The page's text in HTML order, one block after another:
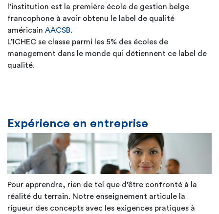
l’institution est la première école de gestion belge
francophone à avoir obtenu le label de qualité
américain AACSB.
L’ICHEC se classe parmi les 5% des écoles de
management dans le monde qui détiennent ce label de
qualité.
Expérience en entreprise
Pour apprendre, rien de tel que d’être confronté à la
réalité du terrain. Notre enseignement articule la
rigueur des concepts avec les exigences pratiques à